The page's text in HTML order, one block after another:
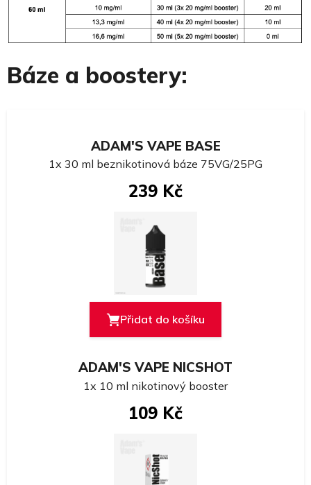
Báze a boostery:
ADAM'S VAPE BASE
1x 30 ml beznikotinová báze 75VG/25PG
239 Kč
Přidat do košíku
ADAM'S VAPE NICSHOT
1x 10 ml nikotinový booster
109 Kč